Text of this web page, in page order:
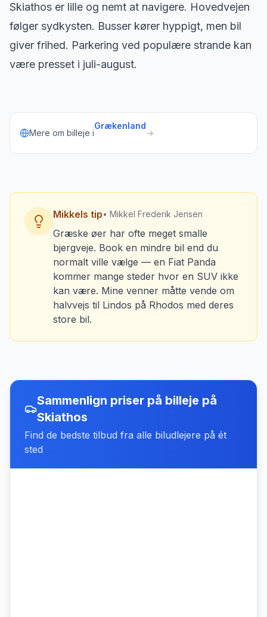
Skiathos er lille og nemt at navigere. Hovedvejen
følger sydkysten. Busser kører hyppigt, men bil
giver frihed. Parkering ved populære strande kan
være presset i juli-august.
Mere om billeje i
Grækenland
→
Mikkels tip• Mikkel Frederik Jensen
Græske øer har ofte meget smalle
bjergveje. Book en mindre bil end du
normalt ville vælge — en Fiat Panda
kommer mange steder hvor en SUV ikke
kan være. Mine venner måtte vende om
halvvejs til Lindos på Rhodos med deres
store bil.
Sammenlign priser på billeje på
Skiathos
Find de bedste tilbud fra alle biludlejere på ét
sted